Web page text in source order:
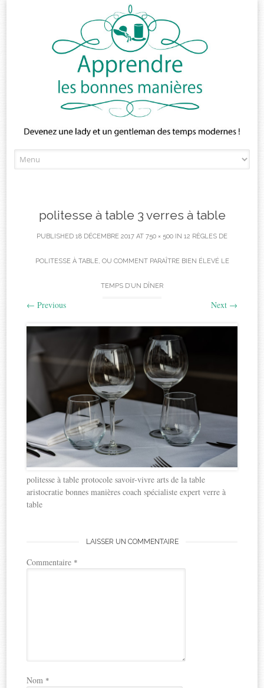
to
politesse à table 3 verres à table
PUBLISHED 18 DÉCEMBRE 2017 AT 750 × 500 IN 12 RÈGLES DE
POLITESSE À TABLE, OU COMMENT PARAÎTRE BIEN ÉLEVÉ LE
TEMPS D’UN DÎNER
← Previous Next →
politesse à table protocole savoir-vivre arts de la table
aristocratie bonnes manières coach spécialiste expert verre à
table
LAISSER UN COMMENTAIRE
Commentaire *
Nom *